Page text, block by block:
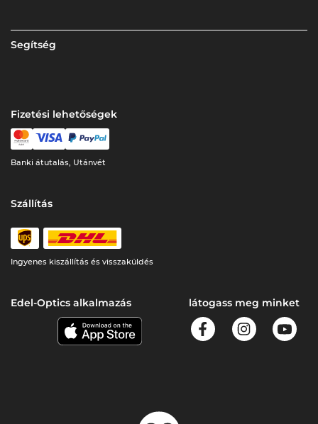
Segítség
Fizetési lehetőségek
Banki átutalás, Utánvét
Szállítás
Ingyenes kiszállítás és visszaküldés
Edel-Optics alkalmazás látogass meg minket